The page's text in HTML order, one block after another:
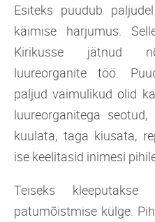
Esiteks puudub
käimise harjumus.
Kirikusse jätnud
luureorganite töö.
paljud vaimulikud olid
luureorganitega
kuulata, taga kiusata,
ise keelitasid inimesi
Teiseks
patumõistmise külge.